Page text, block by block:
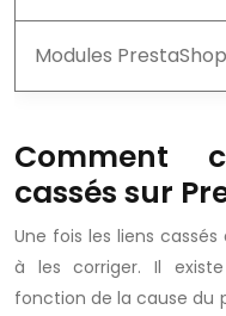
Modules PrestaShop
Comment
cassés sur
Une fois les liens
à les corriger. Il existe
fonction de la cause du